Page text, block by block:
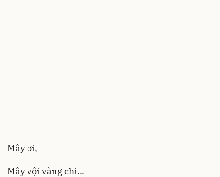
Mây ơi,
Mây vội vàng chi...